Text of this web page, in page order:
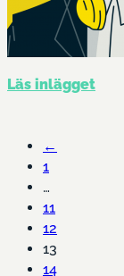
Läs inlägget
←
1
…
11
12
13
14